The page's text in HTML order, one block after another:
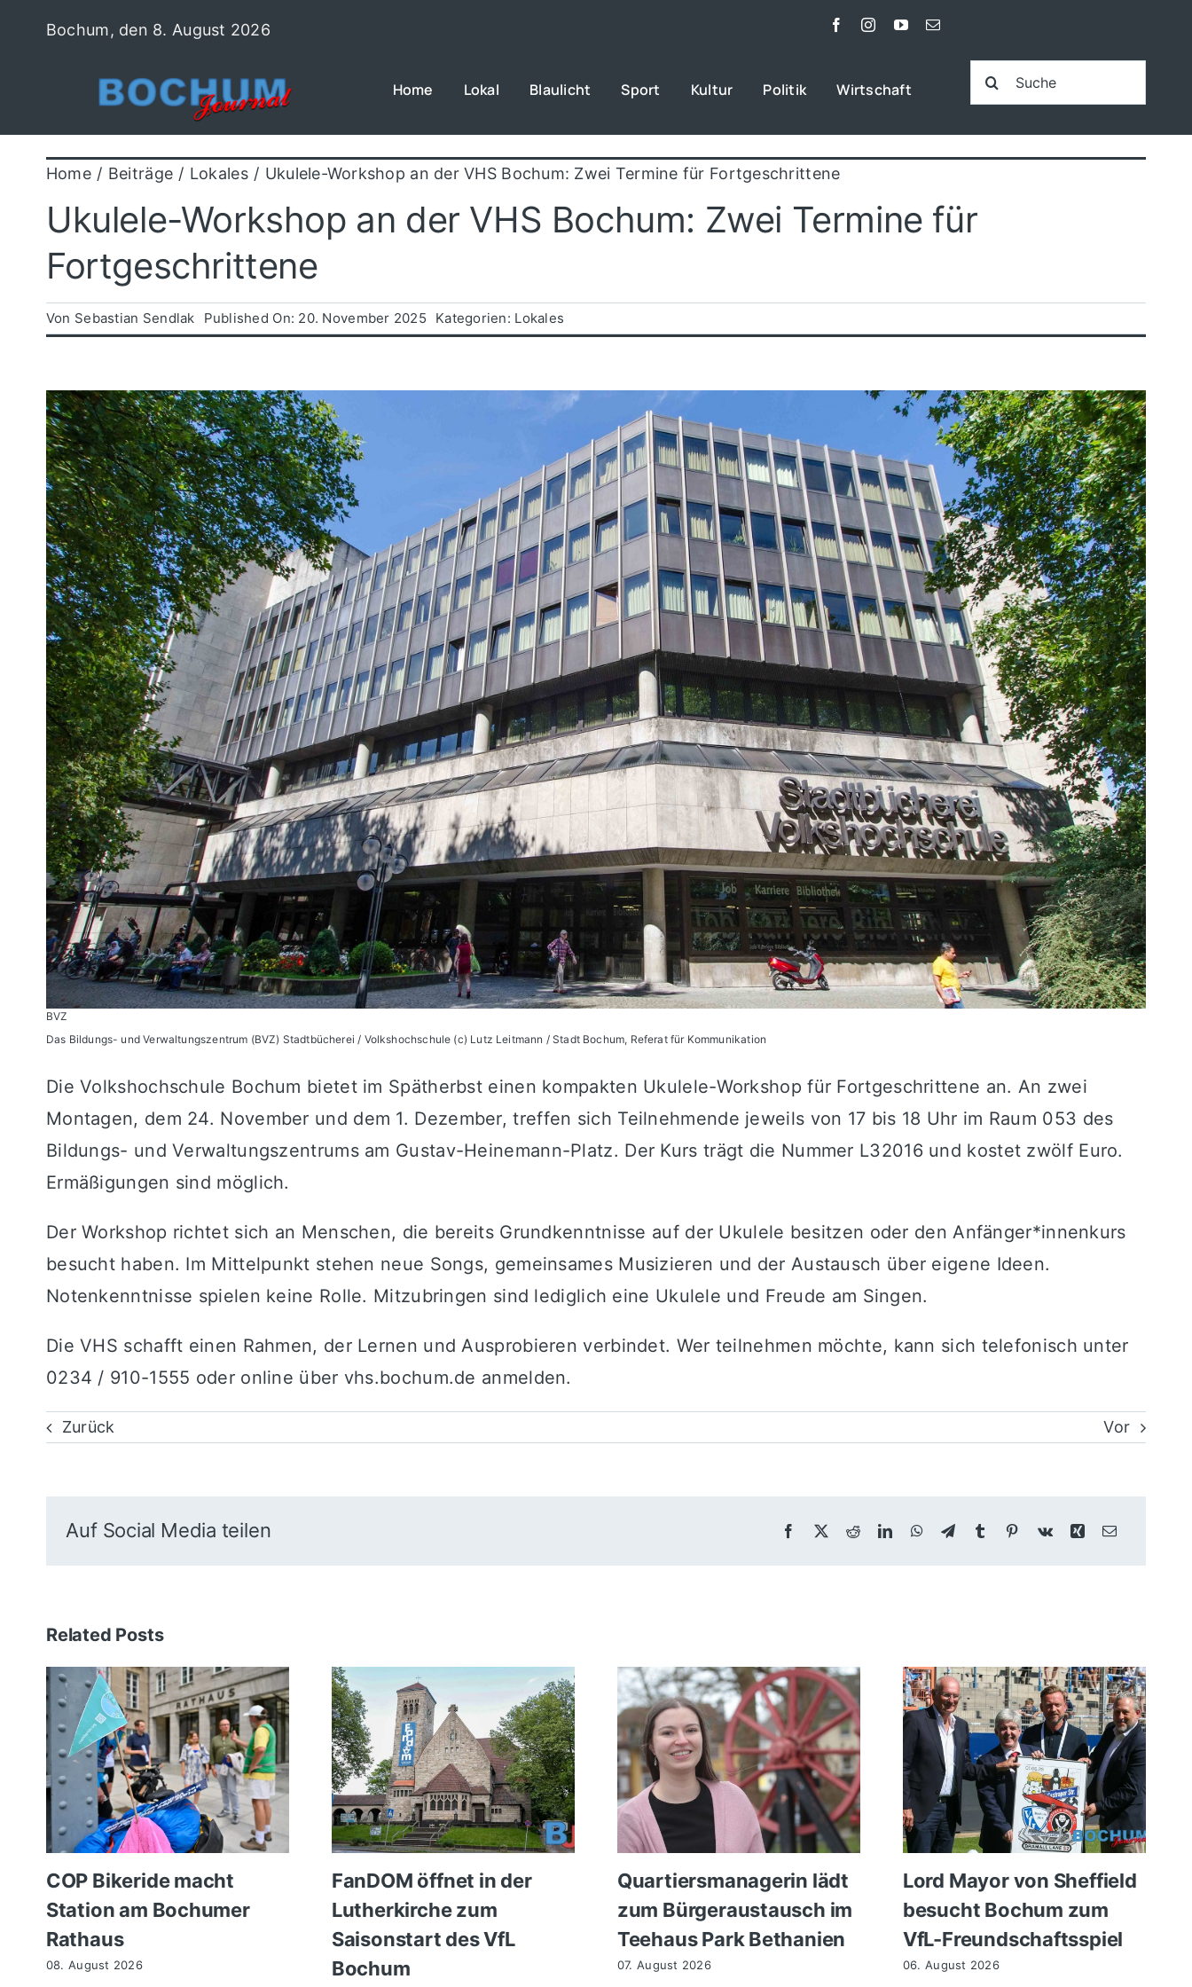
Bochum, den 8. August 2026
Home Lokal Blaulicht Sport Kultur Politik Wirtschaft
Suche
nach:
Home Beiträge Lokales Ukulele-Workshop an der VHS Bochum: Zwei Termine für Fortgeschrittene
Ukulele-Workshop an der VHS Bochum: Zwei Termine für
Fortgeschrittene
Von Sebastian Sendlak Published On: 20. November 2025 Kategorien: Lokales
BVZ
Das Bildungs- und Verwaltungszentrum (BVZ) Stadtbücherei / Volkshochschule (c) Lutz Leitmann / Stadt Bochum, Referat für Kommunikation
Die Volkshochschule Bochum bietet im Spätherbst einen kompakten Ukulele-Workshop für Fortgeschrittene an. An zwei
Montagen, dem 24. November und dem 1. Dezember, treffen sich Teilnehmende jeweils von 17 bis 18 Uhr im Raum 053 des
Bildungs- und Verwaltungszentrums am Gustav-Heinemann-Platz. Der Kurs trägt die Nummer L32016 und kostet zwölf Euro.
Ermäßigungen sind möglich.
Der Workshop richtet sich an Menschen, die bereits Grundkenntnisse auf der Ukulele besitzen oder den Anfänger*innenkurs
besucht haben. Im Mittelpunkt stehen neue Songs, gemeinsames Musizieren und der Austausch über eigene Ideen.
Notenkenntnisse spielen keine Rolle. Mitzubringen sind lediglich eine Ukulele und Freude am Singen.
Die VHS schafft einen Rahmen, der Lernen und Ausprobieren verbindet. Wer teilnehmen möchte, kann sich telefonisch unter
0234 / 910-1555 oder online über vhs.bochum.de anmelden.
Zurück Vor
Auf Social Media teilen
Related Posts
COP Bikeride macht
Station am Bochumer
Rathaus
08. August 2026
FanDOM öffnet in der
Lutherkirche zum
Saisonstart des VfL
Bochum
Quartiersmanagerin lädt
zum Bürgeraustausch im
Teehaus Park Bethanien
07. August 2026
Lord Mayor von Sheffield
besucht Bochum zum
VfL-Freundschaftsspiel
06. August 2026